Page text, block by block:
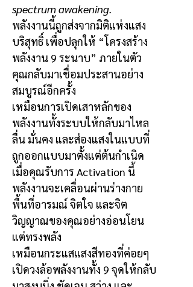
spectrum awakening.
พลังงานนี้ถูกส่งจากมิติแห่งแสง
บริสุทธิ์ เพื่อปลุกให้ “โครงสร้าง
พลังงาน 9 ระนาบ” ภายในตัว
คุณกลับมาเชื่อมประสานอย่าง
สมบูรณ์อีกครั้ง
เหมือนการเปิดเสาหลักของ
พลังงานทั้งระบบให้กลับมาไหล
ลื่น มั่นคง และส่องแสงในแบบที่
ถูกออกแบบมาตั้งแต่ต้นกำเนิด
เมื่อคุณรับการ Activation นี้
พลังงานจะเคลื่อนผ่านร่างกาย
พื้นที่อารมณ์ จิตใจ และจิต
วิญญาณของคุณอย่างอ่อนโยน
แต่ทรงพลัง
เหมือนกระแสแสงสีทองที่ค่อยๆ
เปิดวงล้อพลังงานทั้ง 9 จุดให้กลับ